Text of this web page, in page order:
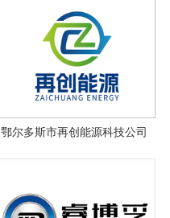
鄂尔多斯市再创能源科技公司